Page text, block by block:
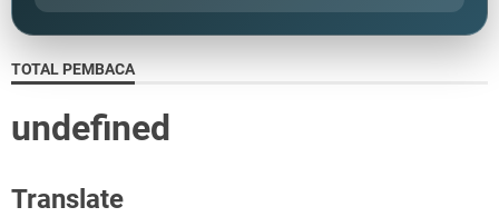
TOTAL PEMBACA
undefned
Translate